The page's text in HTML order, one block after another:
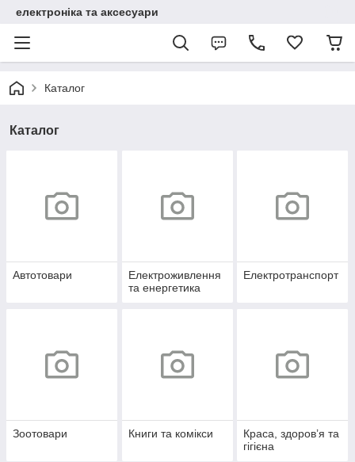
електроніка та аксесуари
Каталог
Каталог
Автотовари
Електроживлення
та енергетика
Електротранспорт
Зоотовари Книги та комікси
Краса, здоров’я та
гігієна